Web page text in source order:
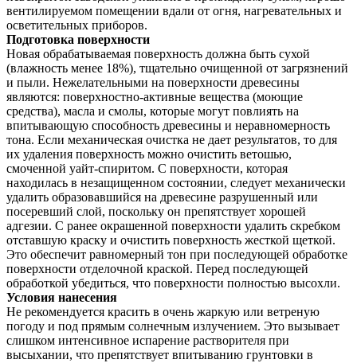
вентилируемом помещении вдали от огня, нагревательных и
осветительных приборов.
Подготовка поверхности
Новая обрабатываемая поверхность должна быть сухой
(влажность менее 18%), тщательно очищенной от загрязнений
и пыли. Нежелательными на поверхности древесины
являются: поверхностно-активные вещества (моющие
средства), масла и смолы, которые могут повлиять на
впитывающую способность древесины и неравномерность
тона. Если механическая очистка не дает результатов, то для
их удаления поверхность можно очистить ветошью,
смоченной уайт-спиритом. С поверхности, которая
находилась в незащищенном состоянии, следует механически
удалить образовавшийся на древесине разрушенный или
посеревший слой, поскольку он препятствует хорошей
адгезии. С ранее окрашенной поверхности удалить скребком
отставшую краску и очистить поверхность жесткой щеткой.
Это обеспечит равномерный тон при последующей обработке
поверхности отделочной краской. Перед последующей
обработкой убедиться, что поверхности полностью высохли.
Условия нанесения
Не рекомендуется красить в очень жаркую или ветреную
погоду и под прямым солнечным излучением. Это вызывает
слишком интенсивное испарение растворителя при
высыхании, что препятствует впитыванию грунтовки в